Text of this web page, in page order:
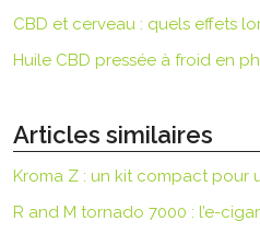
CBD et cerveau : quels effets
Huile CBD pressée à froid en
Articles similaires
Kroma Z : un kit compact pour
R and M tornado 7000 : l’e-